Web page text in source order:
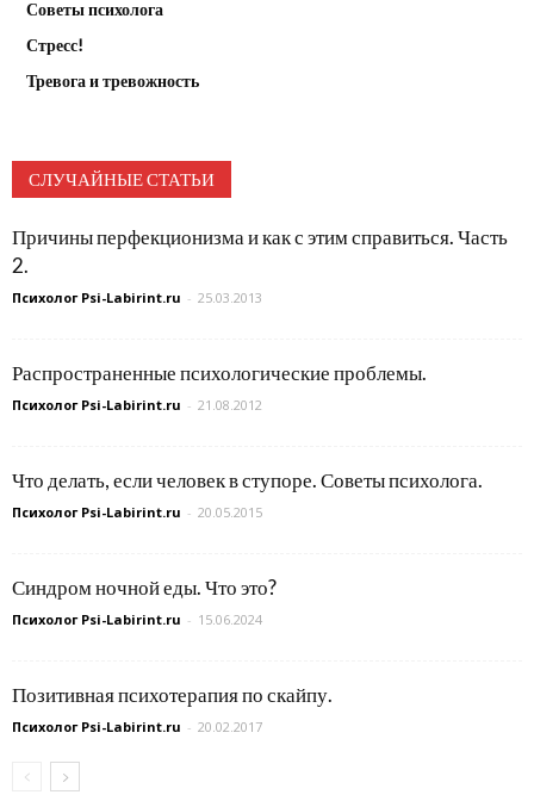
Советы психолога
Стресс!
Тревога и тревожность
СЛУЧАЙНЫЕ СТАТЬИ
Причины перфекционизма и как с этим справиться. Часть
2.
Психолог Psi-Labirint.ru - 25.03.2013
Распространенные психологические проблемы.
Психолог Psi-Labirint.ru - 21.08.2012
Что делать, если человек в ступоре. Советы психолога.
Психолог Psi-Labirint.ru - 20.05.2015
Синдром ночной еды. Что это?
Психолог Psi-Labirint.ru - 15.06.2024
Позитивная психотерапия по скайпу.
Психолог Psi-Labirint.ru - 20.02.2017